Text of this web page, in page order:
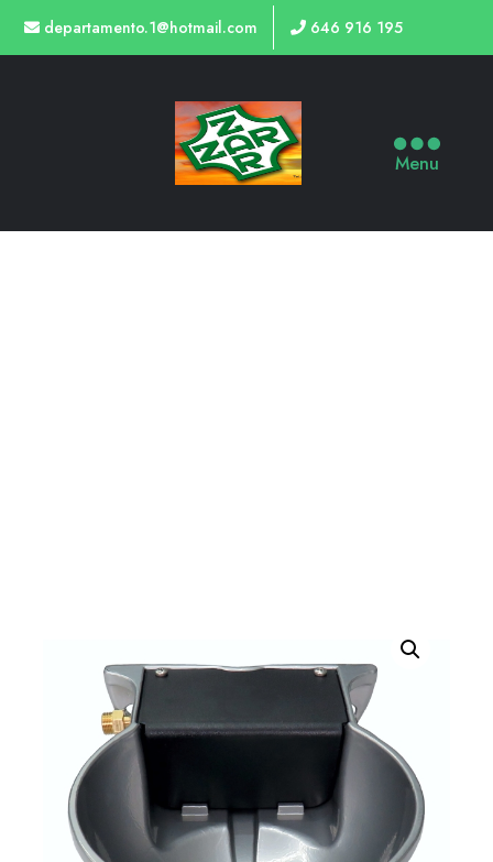
departamento.1@hotmail.com 646 916 195
Menu